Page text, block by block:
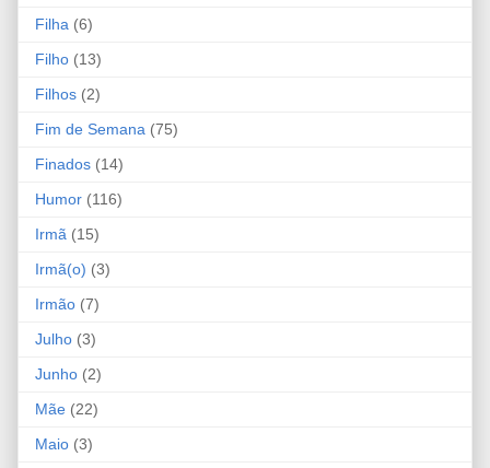
Filha (6)
Filho (13)
Filhos (2)
Fim de Semana (75)
Finados (14)
Humor (116)
Irmã (15)
Irmã(o) (3)
Irmão (7)
Julho (3)
Junho (2)
Mãe (22)
Maio (3)